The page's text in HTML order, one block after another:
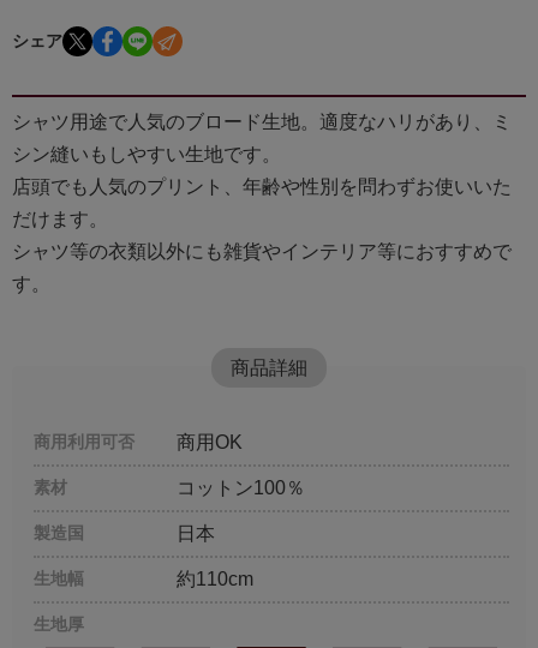
シェア
シャツ用途で人気のブロード生地。適度なハリがあり、ミ
シン縫いもしやすい生地です。
店頭でも人気のプリント、年齢や性別を問わずお使いいた
だけます。
シャツ等の衣類以外にも雑貨やインテリア等におすすめで
す。
商品詳細
商用利用可否 商用OK
素材 コットン100％
製造国 日本
生地幅 約110cm
生地厚